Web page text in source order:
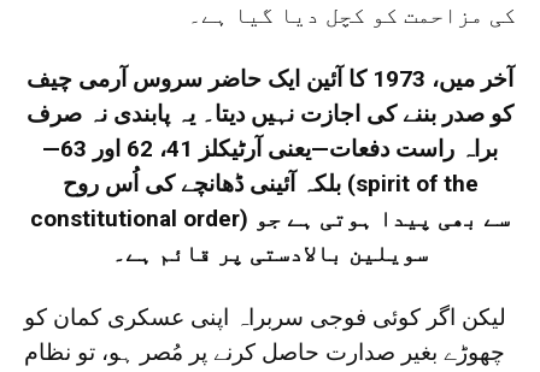
کی مزاحمت کو کچل دیا گیا ہے۔
آخر میں، 1973 کا آئین ایک حاضر سروس آرمی چیف
کو صدر بننے کی اجازت نہیں دیتا۔ یہ پابندی نہ صرف
براہ راست دفعات—یعنی آرٹیکلز 41، 62 اور 63—
بلکہ آئینی ڈھانچے کی اُس روح (spirit of the
constitutional order) سے بھی پیدا ہوتی ہے جو
سویلین بالادستی پر قائم ہے۔
لیکن اگر کوئی فوجی سربراہ اپنی عسکری کمان کو
چھوڑے بغیر صدارت حاصل کرنے پر مُصر ہو، تو نظام